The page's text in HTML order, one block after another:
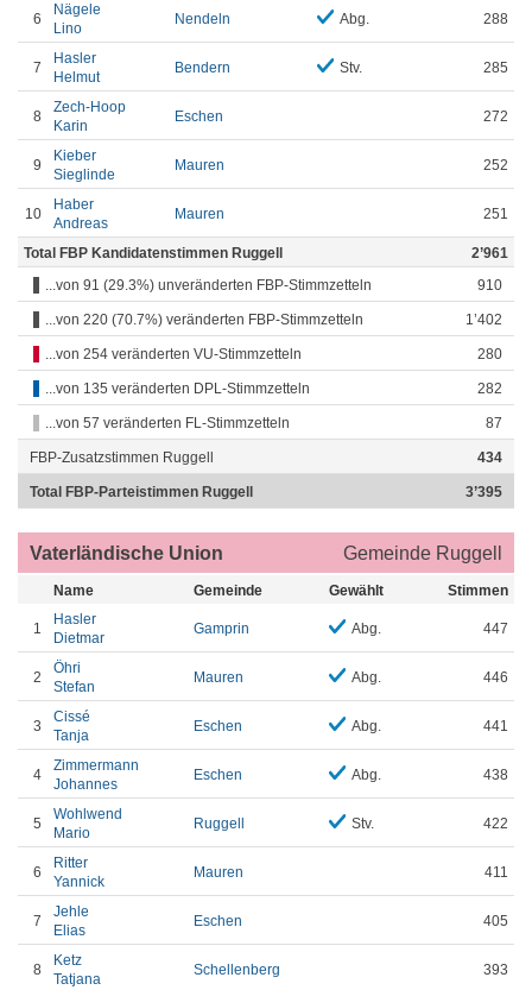
6
Nägele
Lino
Nendeln Abg. 288
7
Hasler
Helmut
Bendern Stv. 285
8
Zech-Hoop
Karin
Eschen 272
9
Kieber
Sieglinde
Mauren 252
10
Haber
Andreas
Mauren 251
Total FBP Kandidatenstimmen Ruggell
2’961
...von 91 (29.3%) unveränderten FBP-Stimmzetteln
910
...von 220 (70.7%) veränderten FBP-Stimmzetteln 1’402
...von 254 veränderten VU-Stimmzetteln 280
...von 135 veränderten DPL-Stimmzetteln 282
...von 57 veränderten FL-Stimmzetteln 87
FBP-Zusatzstimmen Ruggell 434
Total FBP-Parteistimmen Ruggell 3’395
Vaterländische Union Gemeinde Ruggell
Name Gemeinde Gewählt Stimmen
1
Hasler
Dietmar
Gamprin Abg. 447
2
Öhri
Stefan
Mauren Abg. 446
3
Cissé
Tanja
Eschen Abg. 441
4
Zimmermann
Johannes
Eschen Abg. 438
5
Wohlwend
Mario
Ruggell Stv. 422
6
Ritter
Yannick
Mauren 411
7
Jehle
Elias
Eschen 405
8
Ketz
Tatjana
Schellenberg 393